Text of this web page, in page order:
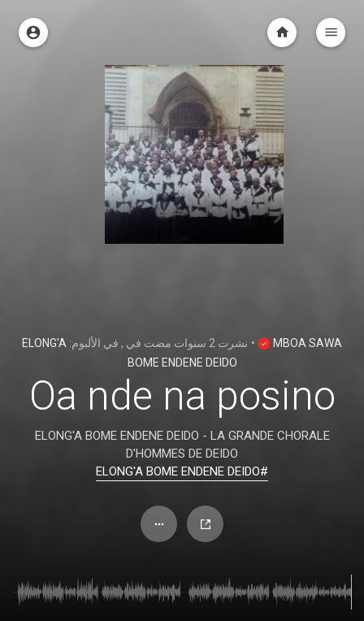
MBOA SAWA
• نشرت 2 سنوات مضت في , في الألبوم: ELONG'A
BOME ENDENE DEIDO
Oa nde na posino
ELONG'A BOME ENDENE DEIDO - LA GRANDE CHORALE
D'HOMMES DE DEIDO
#ELONG'A BOME ENDENE DEIDO